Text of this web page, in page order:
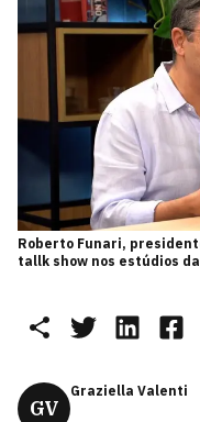
Roberto Funari,
tallk show nos estúdios
GV
Graziella Valenti